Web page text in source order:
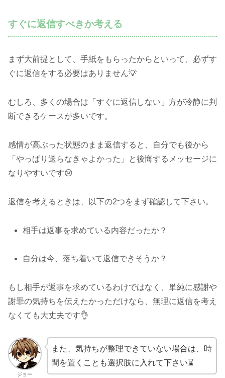
すぐに返信すべきか考える
まず大前提として、手紙をもらったからといって、必ずす
ぐに返信をする必要はありません💡
むしろ、多くの場合は「すぐに返信しない」方が冷静に判
断できるケースが多いです。
感情が高ぶった状態のまま返信すると、自分でも後から
「やっぱり送らなきゃよかった」と後悔するメッセージに
なりやすいです😢
返信を考えるときは、以下の2つをまず確認して下さい。
相手は返事を求めている内容だったか？
自分は今、落ち着いて返信できそうか？
もし相手が返事を求めているわけではなく、単純に感謝や
謝罪の気持ちを伝えたかっただけなら、無理に返信を考え
なくても大丈夫です👌
ジョー
また、気持ちが整理できていない場合は、時
間を置くことも選択肢に入れて下さい⌛